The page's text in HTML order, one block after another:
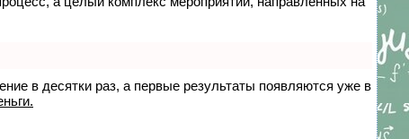
в десятки раз, а первые результаты появляются уже в